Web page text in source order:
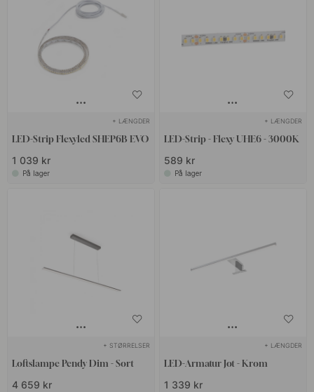
+ LÆNGDER
LED-Strip Flexyled SHEP6B EVO
1 039 kr
På lager
+ LÆNGDER
LED-Strip - Flexy UHE6 - 3000K
589 kr
På lager
+ STØRRELSER
Loftslampe Pendy Dim - Sort
4 659 kr
+ LÆNGDER
LED-Armatur Jot - Krom
1 339 kr